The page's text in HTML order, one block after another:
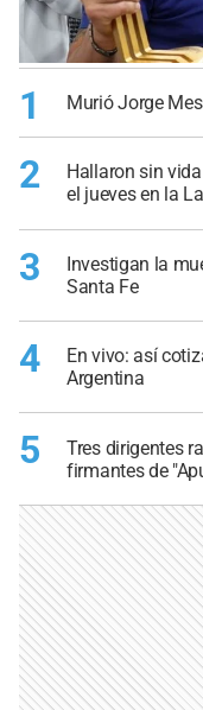
1 Murió Jorge
2
Hallaron sin
el jueves en la
3
Investigan la
Santa Fe
4
En vivo: así
Argentina
5
Tres dirigentes
firmantes de